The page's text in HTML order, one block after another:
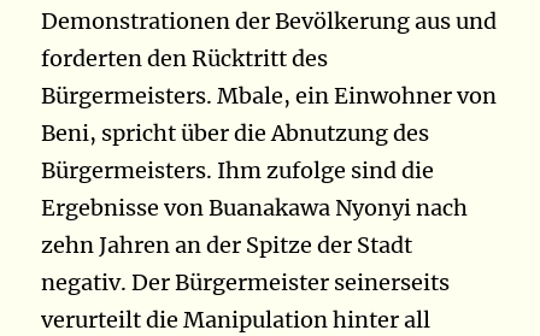
Demonstrationen der Bevölkerung aus und
forderten den Rücktritt des
Bürgermeisters. Mbale, ein Einwohner von
Beni, spricht über die Abnutzung des
Bürgermeisters. Ihm zufolge sind die
Ergebnisse von Buanakawa Nyonyi nach
zehn Jahren an der Spitze der Stadt
negativ. Der Bürgermeister seinerseits
verurteilt die Manipulation hinter all